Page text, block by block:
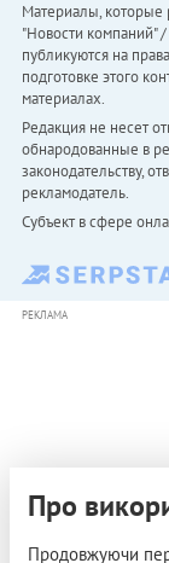
Материалы, которые
"Новости компаний"
публикуются на
подготовке этого
материалах.
Редакция не несет
обнародованные в
законодательству,
рекламодатель.
Субъект в сфере
РЕКЛАМА
Про
Продовжуючи